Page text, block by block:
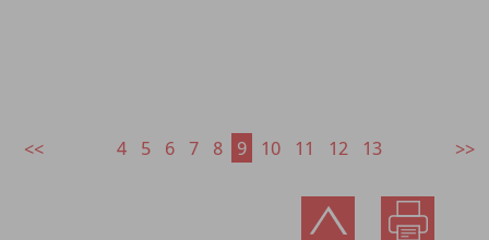
4 5 6 7 8 9 10 11 12 13